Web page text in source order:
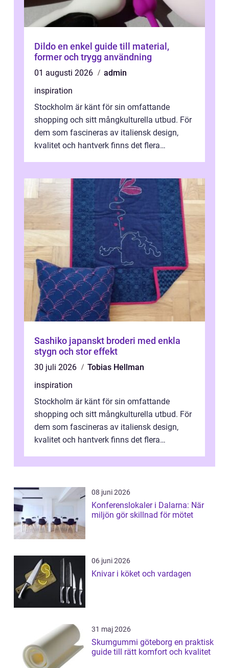
Dildo en enkel guide till material,
former och trygg användning
01 augusti 2026
admin
inspiration
Stockholm är känt för sin omfattande
shopping och sitt mångkulturella utbud. För
dem som fascineras av italiensk design,
kvalitet och hantverk finns det flera
Sashiko japanskt broderi med enkla
stygn och stor effekt
30 juli 2026
Tobias Hellman
inspiration
Stockholm är känt för sin omfattande
shopping och sitt mångkulturella utbud. För
dem som fascineras av italiensk design,
kvalitet och hantverk finns det flera
08 juni 2026
Konferenslokaler i Dalarna: När
miljön gör skillnad för mötet
06 juni 2026
Knivar i köket och vardagen
31 maj 2026
Skumgummi göteborg en praktisk
guide till rätt komfort och kvalitet